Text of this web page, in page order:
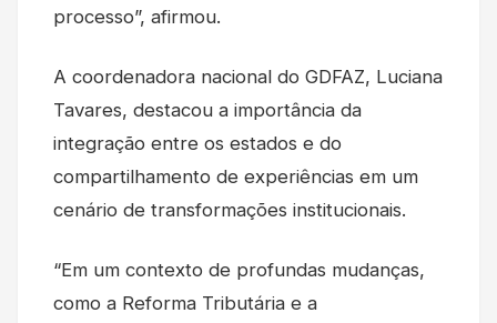
processo”, afirmou.
A coordenadora nacional do GDFAZ, Luciana
Tavares, destacou a importância da
integração entre os estados e do
compartilhamento de experiências em um
cenário de transformações institucionais.
“Em um contexto de profundas mudanças,
como a Reforma Tributária e a